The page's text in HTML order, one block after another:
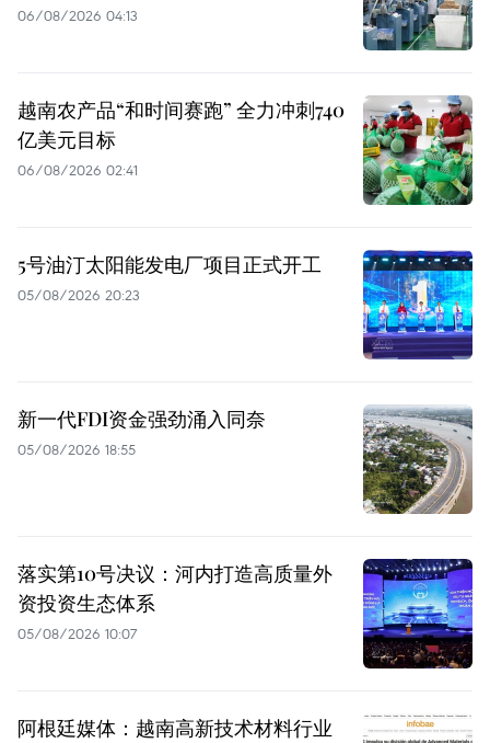
06/08/2026 04:13
越南农产品“和时间赛跑” 全力冲刺740
亿美元目标
06/08/2026 02:41
5号油汀太阳能发电厂项目正式开工
05/08/2026 20:23
新一代FDI资金强劲涌入同奈
05/08/2026 18:55
落实第10号决议：河内打造高质量外
资投资生态体系
05/08/2026 10:07
阿根廷媒体：越南高新技术材料行业